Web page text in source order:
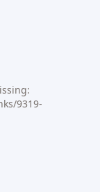
(missing:
chunks/9319-